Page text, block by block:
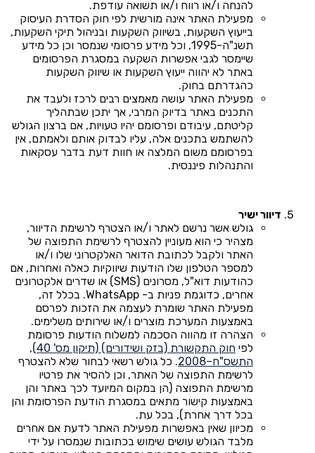
להנחה ו/או רווח ו/או תשואה עודפת.
מפעילת האתר אינה מורשית לפי חוק הסדרת העיסוק
בייעוץ השקעות, בשיווק השקעות ובניהול תיקי השקעות,
תשנ"ה-1995, וכל מידע פרסומי שנמסר וכן כל מידע
שיימסר לגבי אפשרות השקעה במסגרת הפרסומים
באתר לא יהווה ייעוץ השקעות או שיווק השקעות
כהגדרתם בחוק.
מפעילת האתר עושה מאמצים רבים לרכז ולעבד את
התכנים באתר בדיוק המרבי, אך יתכן שבתהליך
קליטתם, עיבודם ופרסומם יהיו טעויות, אם ברצון הגולש
להשתמש בתכנים אלה, עליו לבדוק אותם ולאמתם, אין
בפרסומם משום המלצה או חוות דעת בדבר עסקאות
והתנהלות פיננסית.
דיוור ישיר
גולש אשר נרשם לאתר ו/או הצטרף לרשימת הדיוור,
מצהיר כי הוא מעוניין להצטרף לרשימת התפוצה של
האתר ולקבל לכתובת הדואר האלקטרוני שלו ו/או
למספר הטלפון שלו הודעות שיווקיות כאלה ואחרות, אם
כהודעות דוא"ל, מסרונים (SMS) או שדרים אלקטרונים
אחרים, כדוגמת פניות ב- WhatsApp. בכלל זה,
מפעילת האתר שומרת לעצמה את הזכות לפרסם
באמצעות המערכת מוצרים ו/או שירותים משלימים.
הצהרה זו מהווה הסכמה למשלוח הודעות פרסומת
לפי
חוק התקשורת (בזק ושידורים) (תיקון מס' 40),
התשס"ח–2008
. כל גולש רשאי לבחור שלא להצטרף
לרשימת התפוצה של האתר, וכן להסיר את פרטיו
מרשימת התפוצה (הן במקום המיועד לכך באתר והן
באמצעות קישור מתאים במסגרת הודעת הפרסומת והן
בכל דרך אחרת), בכל עת.
מכיוון שאין באפשרות מפעילת האתר לדעת אם אחרים
מלבד הגולש עושים שימוש בכתובות שנמסרו על ידי